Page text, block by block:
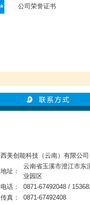
公司荣誉证书
西美创能科技（云南）有限公司
地址：
云南省玉溪市澄江市东
业园区
电话：
0871-67492048 /
传真：
0871-67492408